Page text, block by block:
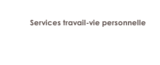
Services travail-vie personnelle